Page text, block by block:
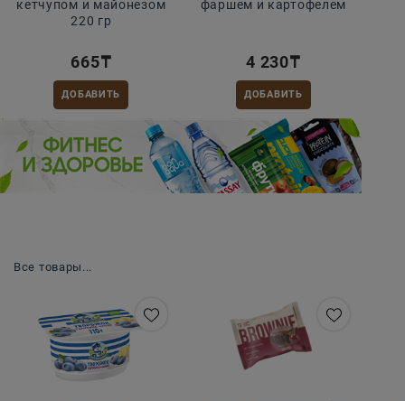
кетчупом и майонезом
220 гр
665₸
ДОБАВИТЬ
фаршем и картофелем
4 230₸
ДОБАВИТЬ
Все товары...